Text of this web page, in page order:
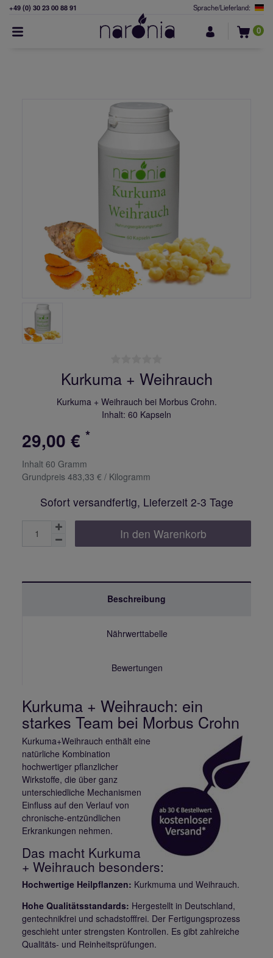
+49 (0) 30 23 00 88 91 Sprache/Lieferland:
0
Kurkuma + Weihrauch
Kurkuma + Weihrauch bei Morbus Crohn.
Inhalt: 60 Kapseln
29,00 € *
Inhalt 60 Gramm
Grundpreis 483,33 € / Kilogramm
Sofort versandfertig, Lieferzeit 2-3 Tage
In den Warenkorb
Beschreibung
Nährwerttabelle
Bewertungen
Kurkuma + Weihrauch: ein
starkes Team bei Morbus Crohn
Kurkuma+Weihrauch enthält eine
natürliche Kombination
hochwertiger pflanzlicher
Wirkstoffe, die über ganz
unterschiedliche Mechanismen
Einfluss auf den Verlauf von
chronische-entzündlichen
Erkrankungen nehmen.
Das macht Kurkuma
+ Weihrauch besonders:
Hochwertige Heilpflanzen: Kurkmuma und Weihrauch.
Hohe Qualitätsstandards: Hergestellt in Deutschland,
gentechnikfrei und schadstofffrei. Der Fertigungsprozess
geschieht unter strengsten Kontrollen. Es gibt zahlreiche
Qualitäts- und Reinheitsprüfungen.